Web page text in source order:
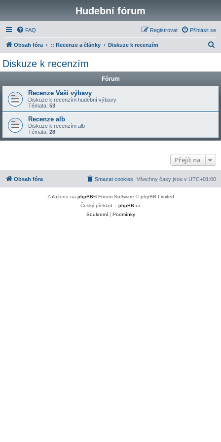
Hudební fórum
FAQ Přihlásit se
Registrovat
Obsah fóra :: Recenze a články Diskuze k recenzím
Diskuze k recenzím
Fórum
Recenze Vaší výbavy
Diskuze k recenzím hudební výbavy
Témata: 53
Recenze alb
Diskuze k recenzím alb
Témata: 28
Přejít na
Obsah fóra Všechny časy jsou v UTC+01:00
Smazat cookies
Založeno na phpBB® Forum Software © phpBB Limited
Český překlad – phpBB.cz
Soukromí| Podmínky